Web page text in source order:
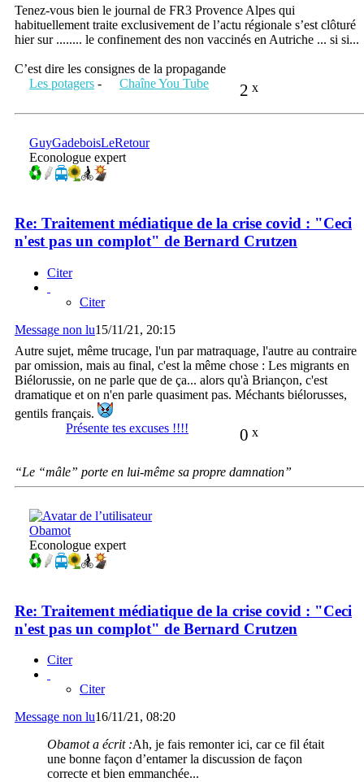
Tenez-vous bien le journal de FR3 Provence Alpes qui
habituellement traite exclusivement de l’actu régionale s’est clôturé
hier sur ........ le confinement des non vaccinés en Autriche ... si si...
C’est dire les consignes de la propagande
2 x
Les potagers - Chaîne You Tube
GuyGadeboisLeRetour
Econologue expert
Re: Traitement médiatique de la crise covid : "Ceci
n'est pas un complot" de Bernard Crutzen
Citer
Citer
Message non lu15/11/21, 20:15
Autre sujet, même trucage, l'un par matraquage, l'autre au contraire
par omission, mais au final, c'est la même chose : Les migrants en
Biélorussie, on ne parle que de ça... alors qu'à Briançon, c'est
dramatique et on n'en parle quasiment pas. Méchants biélorusses,
gentils français.
0 x
Présente tes excuses !!!!
“Le “mâle” porte en lui-même sa propre damnation”
Obamot
Econologue expert
Re: Traitement médiatique de la crise covid : "Ceci
n'est pas un complot" de Bernard Crutzen
Citer
Citer
Message non lu16/11/21, 08:20
Obamot a écrit :Ah, je fais remonter ici, car ce fil était
une bonne façon d’entamer la discussion de façon
correcte et bien emmanchée...